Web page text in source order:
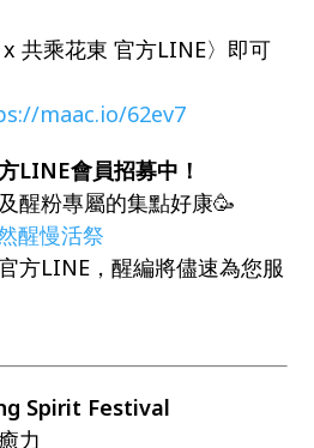
共乘花東 官方LINE〉即可
maac.io/62ev7
LINE會員招募中！
醒粉專屬的集點好康🥳
醒慢活祭
方LINE，醒編將儘速為您服
Spirit Festival
力